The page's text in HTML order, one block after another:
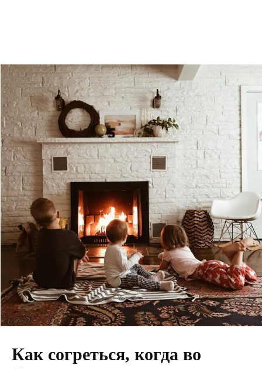
Как согреться, когда во